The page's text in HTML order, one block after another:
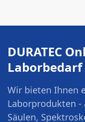
DURATEC
Laborbedarf
Wir bieten Ihnen
Laborprodukten -
Säulen,